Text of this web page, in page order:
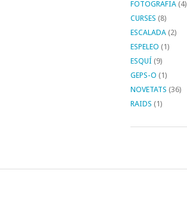
FOTOGRAFIA(4)
CURSES (8)
ESCALADA(2)
ESPELEO (1)
ESQUÍ (9)
GEPS-O (1)
NOVETATS (36)
RAIDS (1)